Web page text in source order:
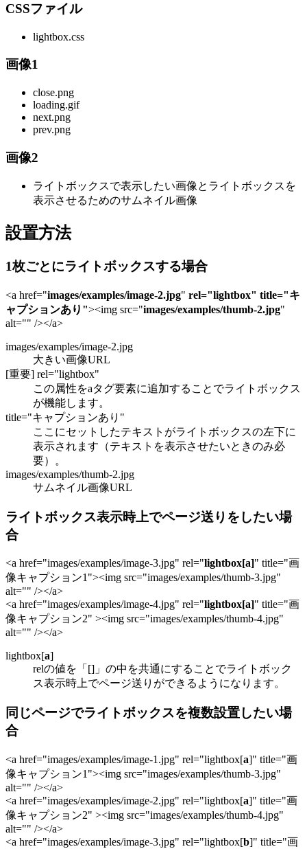
CSSファイル
lightbox.css
画像1
close.png
loading.gif
next.png
prev.png
画像2
ライトボックスで表示したい画像とライトボックスを
表示させるためのサムネイル画像
設置方法
1枚ごとにライトボックスする場合
<a href="images/examples/image-2.jpg" rel="lightbox" title="キ
ャプションあり"><img src="images/examples/thumb-2.jpg"
alt="" /></a>
images/examples/image-2.jpg
大きい画像URL
[重要] rel="lightbox"
この属性をaタグ要素に追加することでライトボックス
が機能します。
title="キャプションあり"
ここにセットしたテキストがライトボックスの左下に
表示されます（テキストを表示させたいときのみ必
要）。
images/examples/thumb-2.jpg
サムネイル画像URL
ライトボックス表示時上でページ送りをしたい場
合
<a href="images/examples/image-3.jpg" rel="lightbox[a]" title="画
像キャプション1"><img src="images/examples/thumb-3.jpg"
alt="" /></a>
<a href="images/examples/image-4.jpg" rel="lightbox[a]" title="画
像キャプション2" ><img src="images/examples/thumb-4.jpg"
alt="" /></a>
lightbox[a]
relの値を「[]」の中を共通にすることでライトボック
ス表示時上でページ送りができるようになります。
同じページでライトボックスを複数設置したい場
合
<a href="images/examples/image-1.jpg" rel="lightbox[a]" title="画
像キャプション1"><img src="images/examples/thumb-3.jpg"
alt="" /></a>
<a href="images/examples/image-2.jpg" rel="lightbox[a]" title="画
像キャプション2" ><img src="images/examples/thumb-4.jpg"
alt="" /></a>
<a href="images/examples/image-3.jpg" rel="lightbox[b]" title="画